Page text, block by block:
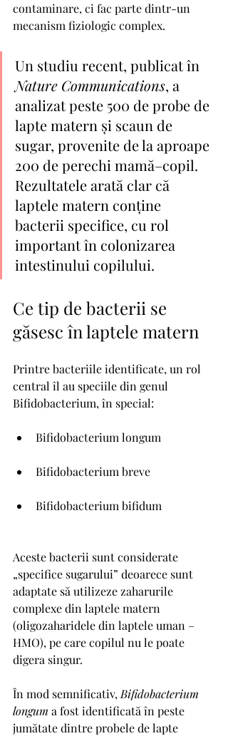
contaminare, ci fac parte dintr-un
mecanism fiziologic complex.
Un studiu recent, publicat în
Nature Communications, a
analizat peste 500 de probe de
lapte matern și scaun de
sugar, provenite de la aproape
200 de perechi mamă–copil.
Rezultatele arată clar că
laptele matern conține
bacterii specifice, cu rol
important în colonizarea
intestinului copilului.
Ce tip de bacterii se
găsesc în laptele matern
Printre bacteriile identificate, un rol
central îl au speciile din genul
Bifidobacterium, în special:
Bifidobacterium longum
Bifidobacterium breve
Bifidobacterium bifidum
Aceste bacterii sunt considerate
„specifice sugarului” deoarece sunt
adaptate să utilizeze zaharurile
complexe din laptele matern
(oligozaharidele din laptele uman –
HMO), pe care copilul nu le poate
digera singur.
În mod semnificativ, Bifidobacterium
longum a fost identificată în peste
jumătate dintre probele de lapte